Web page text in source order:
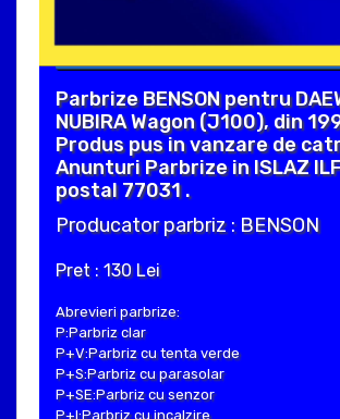
Parbrize BENSON pentru
NUBIRA Wagon (J100), din
Produs pus in vanzare de
Anunturi Parbrize in ISLAZ
postal 77031 .
Producator parbriz : BENSON
Pret : 130 Lei
Abrevieri parbrize:
P:Parbriz clar
P+V:Parbriz cu tenta verde
P+S:Parbriz cu parasolar
P+SE:Parbriz cu senzor
P+I:Parbriz cu incalzire